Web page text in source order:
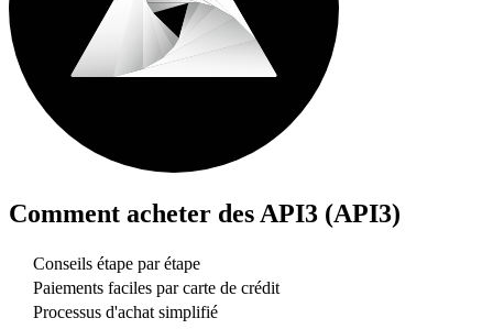
Comment acheter des API3 (API3)
Conseils étape par étape
Paiements faciles par carte de crédit
Processus d'achat simplifié